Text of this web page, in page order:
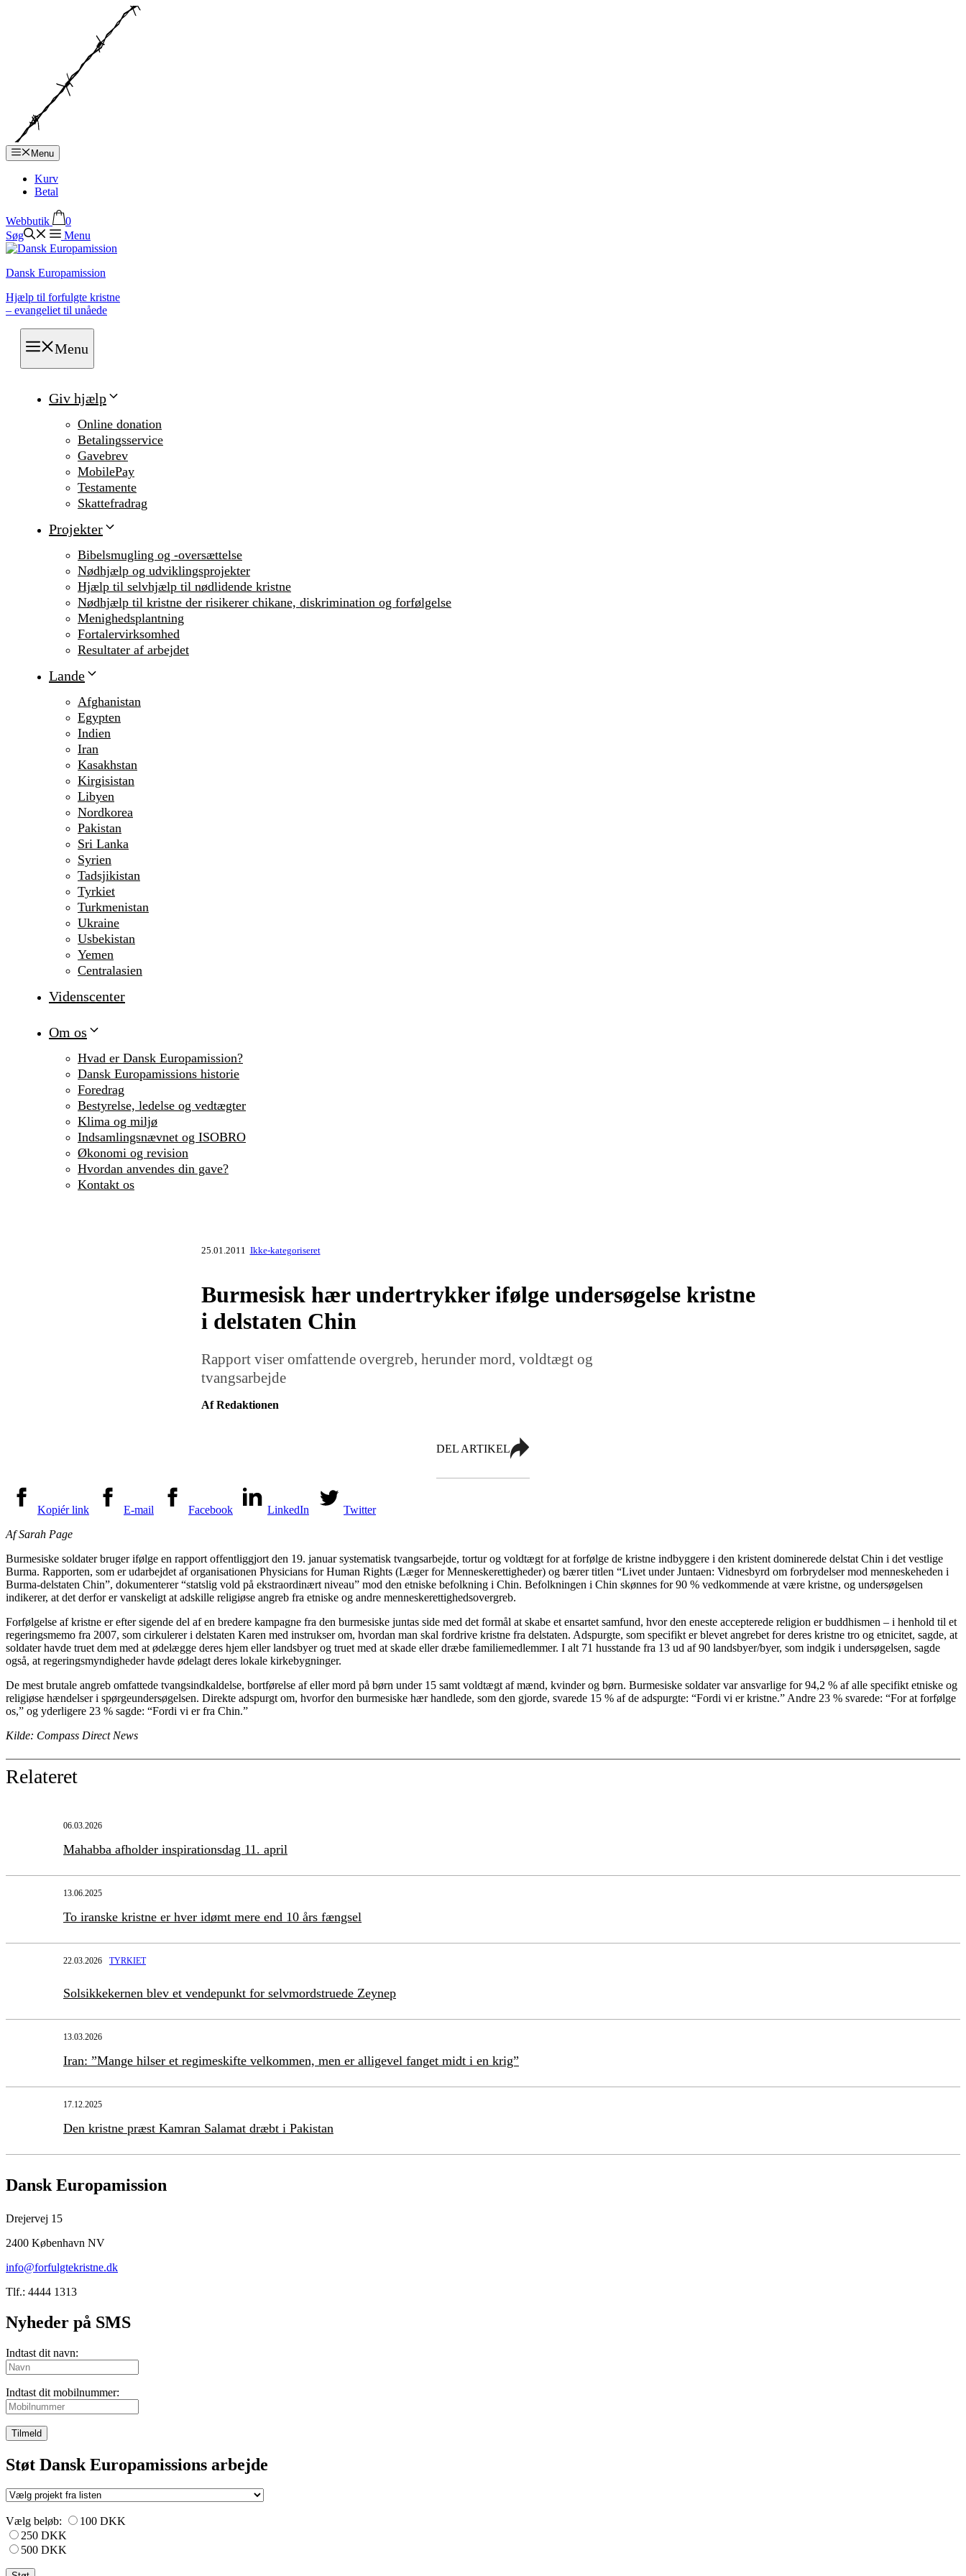
Menu
Kurv
Betal
Webbutik
0
Søg
Menu
Dansk Europamission
Hjælp til forfulgte kristne
– evangeliet til unåede
Menu
Giv hjælp
Online donation
Betalingsservice
Gavebrev
MobilePay
Testamente
Skattefradrag
Projekter
Bibelsmugling og -oversættelse
Nødhjælp og udviklingsprojekter
Hjælp til selvhjælp til nødlidende kristne
Nødhjælp til kristne der risikerer chikane, diskrimination og forfølgelse
Menighedsplantning
Fortalervirksomhed
Resultater af arbejdet
Lande
Afghanistan
Egypten
Indien
Iran
Kasakhstan
Kirgisistan
Libyen
Nordkorea
Pakistan
Sri Lanka
Syrien
Tadsjikistan
Tyrkiet
Turkmenistan
Ukraine
Usbekistan
Yemen
Centralasien
Videnscenter
Om os
Hvad er Dansk Europamission?
Dansk Europamissions historie
Foredrag
Bestyrelse, ledelse og vedtægter
Klima og miljø
Indsamlingsnævnet og ISOBRO
Økonomi og revision
Hvordan anvendes din gave?
Kontakt os
25.01.2011 Ikke-kategoriseret
Burmesisk hær undertrykker ifølge undersøgelse kristne
i delstaten Chin
Rapport viser omfattende overgreb, herunder mord, voldtægt og
tvangsarbejde
Af Redaktionen
DEL ARTIKEL
Kopiér link E-mail Facebook LinkedIn
Twitter
Af Sarah Page
Burmesiske soldater bruger ifølge en rapport offentliggjort den 19. januar systematisk tvangsarbejde, tortur og voldtægt for at forfølge de kristne indbyggere i den kristent dominerede delstat Chin i det vestlige
Burma. Rapporten, som er udarbejdet af organisationen Physicians for Human Rights (Læger for Menneskerettigheder) og bærer titlen “Livet under Juntaen: Vidnesbyrd om forbrydelser mod menneskeheden i
Burma-delstaten Chin”, dokumenterer “statslig vold på ekstraordinært niveau” mod den etniske befolkning i Chin. Befolkningen i Chin skønnes for 90 % vedkommende at være kristne, og undersøgelsen
indikerer, at det derfor er vanskeligt at adskille religiøse angreb fra etniske og andre menneskerettighedsovergreb.
Forfølgelse af kristne er efter sigende del af en bredere kampagne fra den burmesiske juntas side med det formål at skabe et ensartet samfund, hvor den eneste accepterede religion er buddhismen – i henhold til et
regeringsmemo fra 2007, som cirkulerer i delstaten Karen med instrukser om, hvordan man skal fordrive kristne fra delstaten. Adspurgte, som specifikt er blevet angrebet for deres kristne tro og etnicitet, sagde, at
soldater havde truet dem med at ødelægge deres hjem eller landsbyer og truet med at skade eller dræbe familiemedlemmer. I alt 71 husstande fra 13 ud af 90 landsbyer/byer, som indgik i undersøgelsen, sagde
også, at regeringsmyndigheder havde ødelagt deres lokale kirkebygninger.
De mest brutale angreb omfattede tvangsindkaldelse, bortførelse af eller mord på børn under 15 samt voldtægt af mænd, kvinder og børn. Burmesiske soldater var ansvarlige for 94,2 % af alle specifikt etniske og
religiøse hændelser i spørgeundersøgelsen. Direkte adspurgt om, hvorfor den burmesiske hær handlede, som den gjorde, svarede 15 % af de adspurgte: “Fordi vi er kristne.” Andre 23 % svarede: “For at forfølge
os,” og yderligere 23 % sagde: “Fordi vi er fra Chin.”
Kilde: Compass Direct News
Relateret
06.03.2026
Mahabba afholder inspirationsdag 11. april
13.06.2025
To iranske kristne er hver idømt mere end 10 års fængsel
22.03.2026 TYRKIET
Solsikkekernen blev et vendepunkt for selvmordstruede Zeynep
13.03.2026
Iran: ”Mange hilser et regimeskifte velkommen, men er alligevel fanget midt i en krig”
17.12.2025
Den kristne præst Kamran Salamat dræbt i Pakistan
Dansk Europamission
Drejervej 15
2400 København NV
info@forfulgtekristne.dk
Tlf.: 4444 1313
Nyheder på SMS
Indtast dit navn:
Indtast dit mobilnummer:
Tilmeld
Støt Dansk Europamissions arbejde
Vælg beløb:
100 DKK
250 DKK
500 DKK